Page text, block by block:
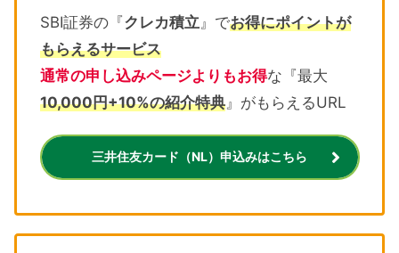
SBI証券の『クレカ積立』でお得にポイントが
もらえるサービス
通常の申し込みページよりもお得な『最大
10,000円+10%の紹介特典』がもらえるURL
三井住友カード（NL）申込みはこちら